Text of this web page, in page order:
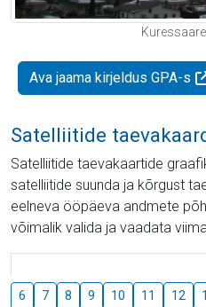
Ava jaama kirjeldus GPA-s
Satelliitide
Satelliitide taevakaartide
satelliitide suunda ja kõrgust
eelneva ööpäeva andmete
võimalik valida ja vaadata
6 7 8 9 10 11 12